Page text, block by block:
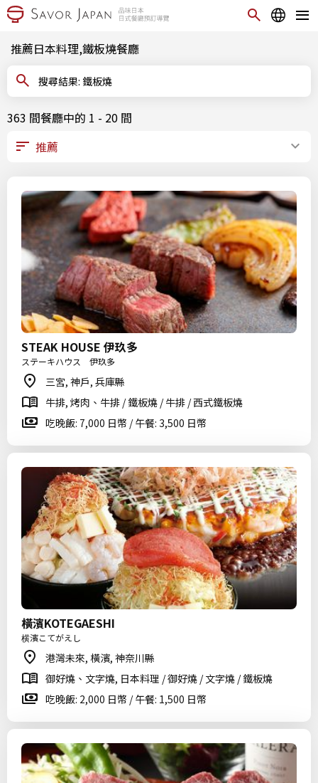
推薦日本料理,鐵板燒餐廳
搜尋結果: 鐵板燒
363 間餐廳中的 1 - 20 間
STEAK HOUSE 伊玖多
ステーキハウス 伊玖多
三宮, 神戶, 兵庫縣
牛排, 烤肉、牛排 / 鐵板燒 / 牛排 / 西式鐵板燒
吃晚飯: 7,000 日幣 / 午餐: 3,500 日幣
橫濱KOTEGAESHI
横濱こてがえし
港灣未來, 橫濱, 神奈川縣
御好燒、文字燒, 日本料理 / 御好燒 / 文字燒 / 鐵板燒
吃晚飯: 2,000 日幣 / 午餐: 1,500 日幣